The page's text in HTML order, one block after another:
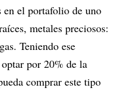
en el portafolio de uno
metales preciosos:
Teniendo ese
por 20% de la
comprar este tipo